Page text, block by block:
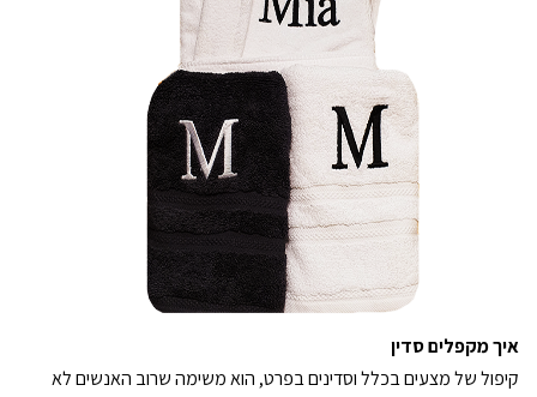
איך מקפלים סדין
קיפול של מצעים בכלל וסדינים בפרט, הוא משימה שרוב האנשים לא